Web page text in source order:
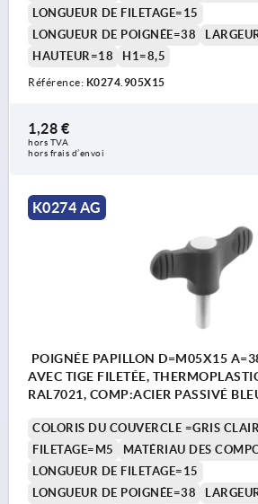
LONGUEUR DE FILETAGE=15
LONGUEUR DE POIGNÉE=38
HAUTEUR=18
H1=8,5
Référence: K0274.905X15
1,28 €
hors TVA
hors frais d’envoi
K0274 AG
POIGNÉE PAPILLON D=M05X15
AVEC TIGE FILETÉE,
RAL7021, COMP:ACIER PASSIVÉ
COLORIS DU COUVERCLE =GRIS
FILETAGE=M5
MATÉRIAU DES
LONGUEUR DE FILETAGE=15
LONGUEUR DE POIGNÉE=38